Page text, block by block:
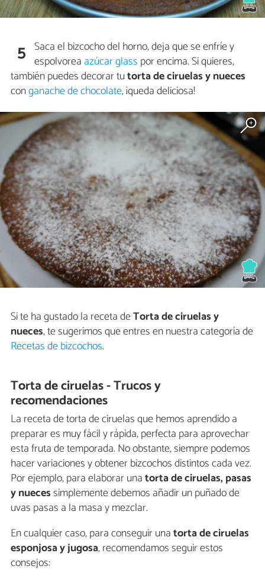
5 Saca el bizcocho del horno, deja que se enfríe y
espolvorea azúcar glass por encima. Si quieres,
también puedes decorar tutorta de ciruelas y nueces
conganache de chocolate, ¡queda deliciosa!
Si te ha gustado la receta deTorta de ciruelas y
nueces, te sugerimos que entres en nuestra categoría de
Recetas de bizcochos.
Torta de ciruelas - Trucos y
recomendaciones
La receta de torta de ciruelas que hemos aprendido a
preparar es muy fácil y rápida, perfecta para aprovechar
esta fruta de temporada. No obstante, siempre podemos
hacer variaciones y obtener bizcochos distintos cada vez.
Por ejemplo, para elaborar unatorta de ciruelas, pasas
y nuecessimplemente debemos añadir un puñado de
uvas pasas a la masa y mezclar.
En cualquier caso, para conseguir unatorta de ciruelas
esponjosa y jugosa, recomendamos seguir estos
consejos: